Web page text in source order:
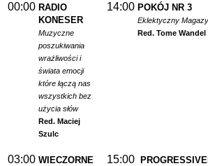
00:00 RADIO
KONESER
Muzyczne
poszukiwania
wrażliwości i
świata emocji
które łączą nas
wszystkich bez
użycia słów
Red. Maciej
Szulc
14:00 POKÓJ NR 3
Eklektyczny
Red. Tome Wandel
03:00 WIECZORNE
15:00